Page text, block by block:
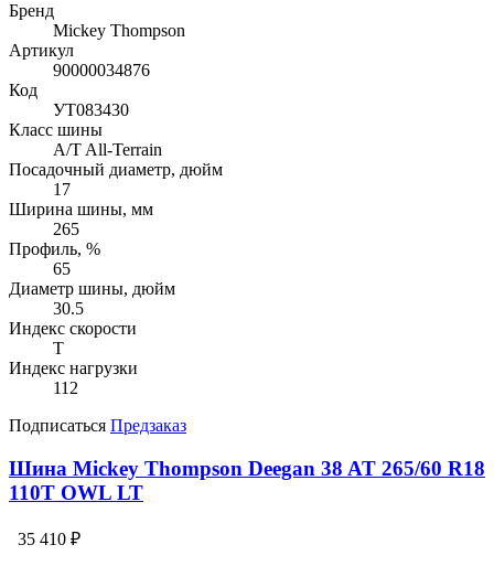
Бренд
Mickey Thompson
Артикул
90000034876
Код
УТ083430
Класс шины
A/T All-Terrain
Посадочный диаметр, дюйм
17
Ширина шины, мм
265
Профиль, %
65
Диаметр шины, дюйм
30.5
Индекс скорости
T
Индекс нагрузки
112
Подписаться Предзаказ
Шина Mickey Thompson Deegan 38 AT 265/60 R18
110T OWL LT
35 410 ₽